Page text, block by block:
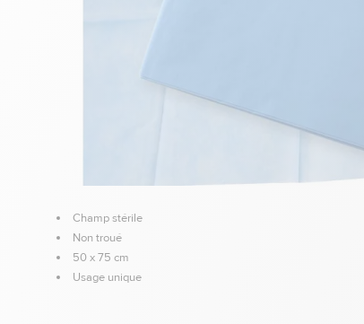
Champ stérile
Non troué
50 x 75 cm
Usage unique